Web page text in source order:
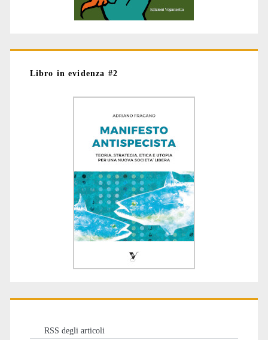
Libro in evidenza #2
RSS degli articoli